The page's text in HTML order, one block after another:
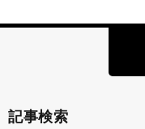
記事検索